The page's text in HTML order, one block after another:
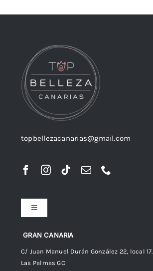
topbellezacanarias@gmail.com
GRAN CANARIA
C/ Juan Manuel Durán González 22, local 17.
Las Palmas GC
Toggle
Navigation
Preguntas frecuentes
Envíos